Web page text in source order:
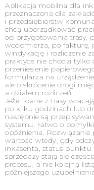
Aplikacja mobilna dla
przeznaczona dla
i przedsiębiorstw
chcą uporządkować
od przygotowania trasy,
wodomierza, po fakturę,
windykację i rozliczenie
praktyce nie chodzi tylko
przeniesienie
formularza na
ale o skrócenie drogi
a działem rozliczeń.
Jeżeli dane z trasy
po kilku godzinach lub
następnie są
systemu, łatwo o
opóźnienia. Rozwiązanie
wartość wtedy, gdy
inkasenta, status
sprzedaży stają się
procesu, a nie kolejną
późniejszego